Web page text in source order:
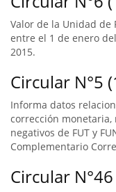
Valor de la Unidad de
entre el 1 de enero
2015.
Circular N°5
Informa datos
corrección
negativos de FUT y
Complementario
Circular